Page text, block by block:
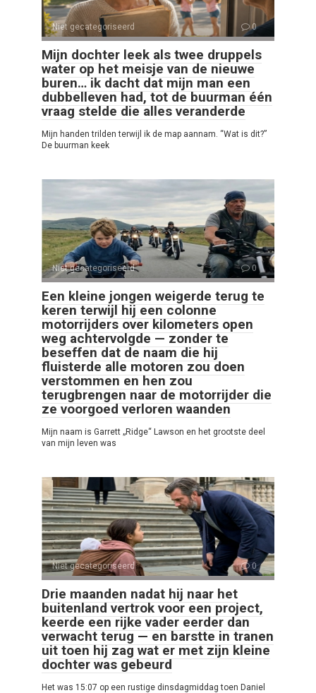
Niet gecategoriseerd 0
Mijn dochter leek als twee druppels
water op het meisje van de nieuwe
buren… ik dacht dat mijn man een
dubbelleven had, tot de buurman één
vraag stelde die alles veranderde
Mijn handen trilden terwijl ik de map aannam. “Wat is dit?”
De buurman keek
Niet gecategoriseerd 0
Een kleine jongen weigerde terug te
keren terwijl hij een colonne
motorrijders over kilometers open
weg achtervolgde — zonder te
beseffen dat de naam die hij
fluisterde alle motoren zou doen
verstommen en hen zou
terugbrengen naar de motorrijder die
ze voorgoed verloren waanden
Mijn naam is Garrett „Ridge“ Lawson en het grootste deel
van mijn leven was
Niet gecategoriseerd 0
Drie maanden nadat hij naar het
buitenland vertrok voor een project,
keerde een rijke vader eerder dan
verwacht terug — en barstte in tranen
uit toen hij zag wat er met zijn kleine
dochter was gebeurd
Het was 15:07 op een rustige dinsdagmiddag toen Daniel